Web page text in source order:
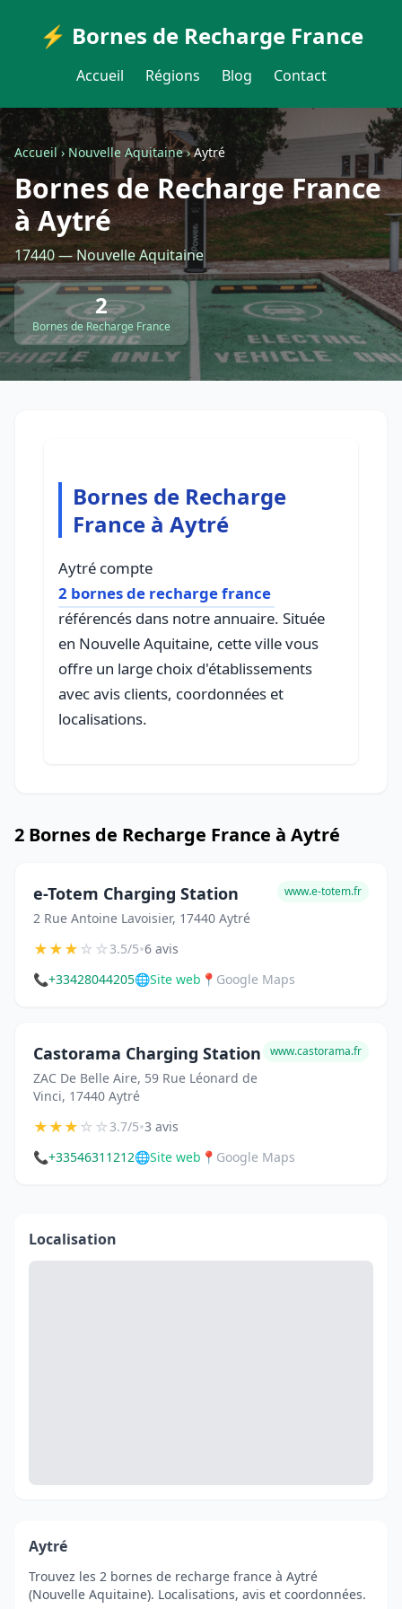
⚡ Bornes de Recharge France
Accueil Régions Blog Contact
Accueil›Nouvelle Aquitaine›Aytré
Bornes de Recharge France
à Aytré
17440 — Nouvelle Aquitaine
2
Bornes de Recharge France
Bornes de Recharge
France à Aytré
Aytré compte
2 bornes de recharge france
référencés dans notre annuaire. Située
en Nouvelle Aquitaine, cette ville vous
offre un large choix d'établissements
avec avis clients, coordonnées et
localisations.
2 Bornes de Recharge France à Aytré
e-Totem Charging Station
2 Rue Antoine Lavoisier, 17440 Aytré
www.e-totem.fr
★★★☆☆3.5/5•6 avis
📞+33428044205🌐Site web 📍 Google Maps
Castorama Charging Station
ZAC De Belle Aire, 59 Rue Léonard de
Vinci, 17440 Aytré
www.castorama.fr
★★★☆☆3.7/5•3 avis
📞+33546311212🌐Site web 📍 Google Maps
Localisation
Aytré
Trouvez les 2 bornes de recharge france à Aytré
(Nouvelle Aquitaine). Localisations, avis et coordonnées.